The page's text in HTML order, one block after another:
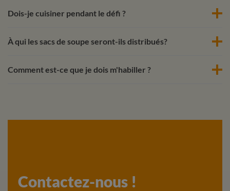
Dois-je cuisiner pendant le défi ?
À qui les sacs de soupe seront-ils distribués?
Comment est-ce que je dois m'habiller ?
Contactez-nous !